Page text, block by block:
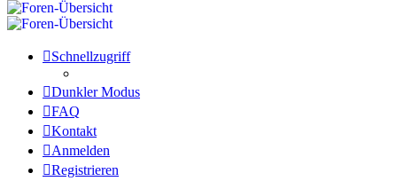
Schnellzugriff
Dunkler Modus
FAQ
Kontakt
Anmelden
Registrieren